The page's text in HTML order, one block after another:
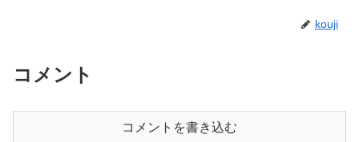
kouji
コメント
コメントを書き込む